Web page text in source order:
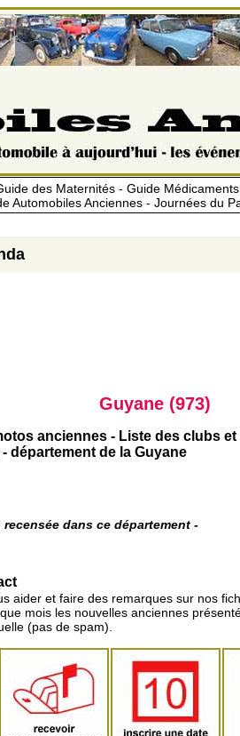
des Maternités - Guide
Automobiles Anciennes - Journées du
Guyane (973)
anciennes - Liste des clubs
département de la Guyane
dans ce département -
aider et faire des remarques sur nos
mois les nouvelles anciennes
(pas de spam).